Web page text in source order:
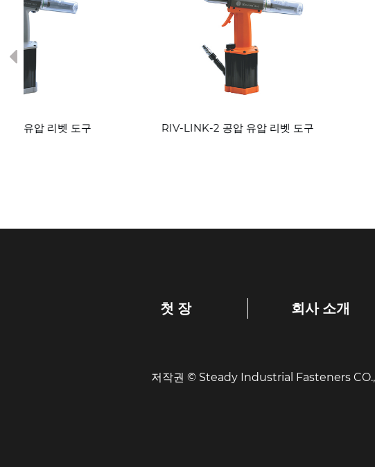
Previous
RIV-LINK-2 공압 유압 리벳 도구 RIV-LINK-1 공압
첫 장 회사 소개
저작권 © Steady Industrial Fasteners